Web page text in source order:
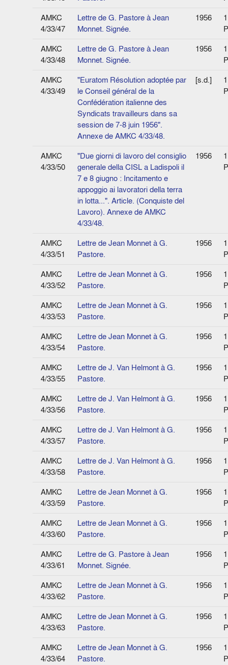
AMKC
4/33/47
Lettre de G. Pastore à Jean
Monnet. Signée.
1956
1
AMKC
4/33/48
Lettre de G. Pastore à Jean
Monnet. Signée.
1956
1
AMKC
4/33/49
"Euratom Résolution adoptée par
le Conseil général de la
Confédération italienne des
Syndicats travailleurs dans sa
session de 7-8 juin 1956".
Annexe de AMKC 4/33/48.
[s.d.]
1
AMKC
4/33/50
"Due giorni di lavoro del consiglio
generale della CISL a Ladispoli il
7 e 8 giugno : Incitamento e
appoggio ai lavoratori della terra
in lotta...". Article. (Conquiste del
Lavoro). Annexe de AMKC
4/33/48.
1956
1
AMKC
4/33/51
Lettre de Jean Monnet à G.
Pastore.
1956
1
AMKC
4/33/52
Lettre de Jean Monnet à G.
Pastore.
1956
1
AMKC
4/33/53
Lettre de Jean Monnet à G.
Pastore.
1956
1
AMKC
4/33/54
Lettre de Jean Monnet à G.
Pastore.
1956
1
AMKC
4/33/55
Lettre de J. Van Helmont à G.
Pastore.
1956
1
AMKC
4/33/56
Lettre de J. Van Helmont à G.
Pastore.
1956
1
AMKC
4/33/57
Lettre de J. Van Helmont à G.
Pastore.
1956
1
AMKC
4/33/58
Lettre de J. Van Helmont à G.
Pastore.
1956
1
AMKC
4/33/59
Lettre de Jean Monnet à G.
Pastore.
1956
1
AMKC
4/33/60
Lettre de Jean Monnet à G.
Pastore.
1956
1
AMKC
4/33/61
Lettre de G. Pastore à Jean
Monnet. Signée.
1956
1
AMKC
4/33/62
Lettre de Jean Monnet à G.
Pastore.
1956
1
AMKC
4/33/63
Lettre de Jean Monnet à G.
Pastore.
1956
1
AMKC
4/33/64
Lettre de Jean Monnet à G.
Pastore.
1956
1